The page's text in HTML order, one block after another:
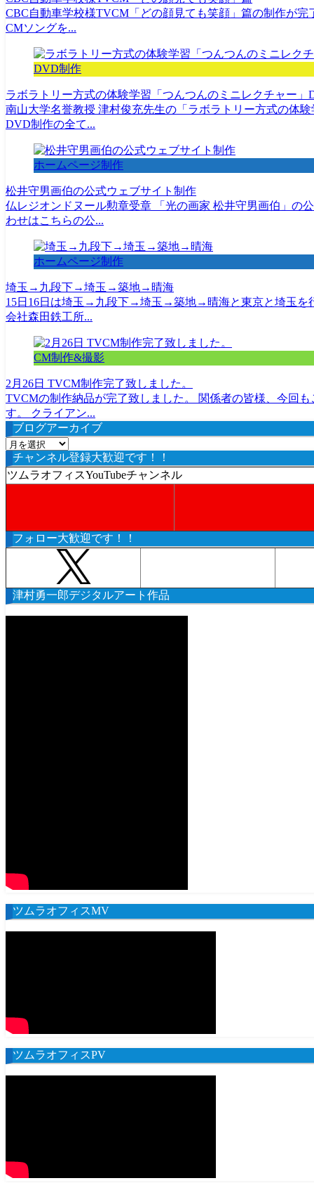
CBC自動車学校様TVCM「どの顔見ても笑顔」篇の制作が
CMソングを...
DVD制作
ラボラトリー方式の体験学習「つんつんのミニレクチャー」
南山大学名誉教授 津村俊充先生の「ラボラトリー方式の体
DVD制作の全て...
ホームページ制作
松井守男画伯の公式ウェブサイト制作
仏レジオンドヌール勲章受章 「光の画家 松井守男画伯」の
わせはこちらの公...
ホームページ制作
埼玉→九段下→埼玉→築地→晴海
15日16日は埼玉→九段下→埼玉→築地→晴海と東京と埼玉を
会社森田鉄工所...
CM制作&撮影
2月26日 TVCM制作完了致しました。
TVCMの制作納品が完了致しました。 関係者の皆様、今回
す。 クライアン...
ブログアーカイブ
ブ
ロ
グ
ア
イ
ブ
チャンネル登録大歓迎です！！
ツムラオフィスYouTubeチャンネル
フォロー大歓迎です！！
津村勇一郎デジタルアート作品
ツムラオフィスMV
ツムラオフィスPV